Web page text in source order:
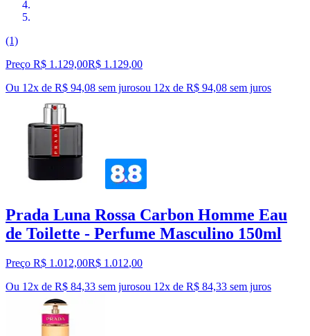
(1)
Preço R$ 1.129,00R$ 1.129,00
Ou 12x de R$ 94,08 sem jurosou 12x de R$ 94,08 sem juros
Prada Luna Rossa Carbon Homme Eau
de Toilette - Perfume Masculino 150ml
Preço R$ 1.012,00R$ 1.012,00
Ou 12x de R$ 84,33 sem jurosou 12x de R$ 84,33 sem juros